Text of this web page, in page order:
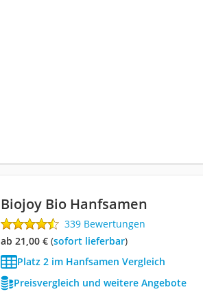
Biojoy Bio Hanfsamen
339 Bewertungen
ab 21,00 €( Sofort lieferbar)
Platz 2 im Hanfsamen Vergleich
Preisvergleich und weitere Angebote